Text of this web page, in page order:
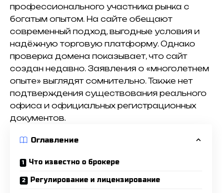
профессионального участника рынка с
богатым опытом. На сайте обещают
современный подход, выгодные условия и
надёжную торговую платформу. Однако
проверка домена показывает, что сайт
создан недавно. Заявления о «многолетнем
опыте» выглядят сомнительно. Также нет
подтверждения существования реального
офиса и официальных регистрационных
документов.
Оглавление
Что известно о брокере
Регулирование и лицензирование